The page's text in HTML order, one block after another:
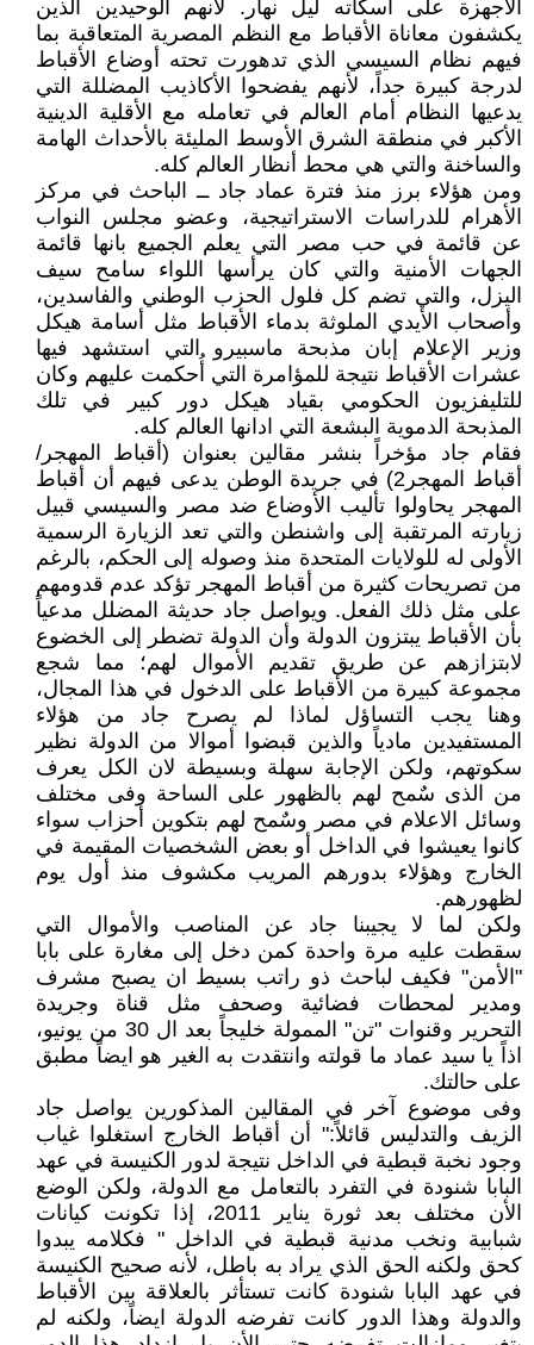
الأجهزة على اسكاته ليل نهار. لأنهم الوحيدين الذين
يكشفون معاناة الأقباط مع النظم المصرية المتعاقبة بما
فيهم نظام السيسي الذي تدهورت تحته أوضاع الأقباط
لدرجة كبيرة جداً، لأنهم يفضحوا الأكاذيب المضللة التي
يدعيها النظام أمام العالم في تعامله مع الأقلية الدينية
الأكبر في منطقة الشرق الأوسط المليئة بالأحداث الهامة
والساخنة والتي هي محط أنظار العالم كله.
ومن هؤلاء برز منذ فترة عماد جاد ــ الباحث في مركز
الأهرام للدراسات الاستراتيجية، وعضو مجلس النواب
عن قائمة في حب مصر التي يعلم الجميع بانها قائمة
الجهات الأمنية والتي كان يرأسها اللواء سامح سيف
اليزل، والتي تضم كل فلول الحزب الوطني والفاسدين،
وأصحاب الأيدي الملوثة بدماء الأقباط مثل أسامة هيكل
وزير الإعلام إبان مذبحة ماسبيرو التي استشهد فيها
عشرات الأقباط نتيجة للمؤامرة التي أُحكمت عليهم وكان
للتليفزيون الحكومي بقياد هيكل دور كبير في تلك
المذبحة الدموية البشعة التي ادانها العالم كله.
فقام جاد مؤخراً بنشر مقالين بعنوان (أقباط المهجر/
أقباط المهجر2) في جريدة الوطن يدعى فيهم أن أقباط
المهجر يحاولوا تأليب الأوضاع ضد مصر والسيسي قبيل
زيارته المرتقبة إلى واشنطن والتي تعد الزيارة الرسمية
الأولى له للولايات المتحدة منذ وصوله إلى الحكم، بالرغم
من تصريحات كثيرة من أقباط المهجر تؤكد عدم قدومهم
على مثل ذلك الفعل. ويواصل جاد حديثة المضلل مدعياً
بأن الأقباط يبتزون الدولة وأن الدولة تضطر إلى الخضوع
لابتزازهم عن طريق تقديم الأموال لهم؛ مما شجع
مجموعة كبيرة من الأقباط على الدخول في هذا المجال،
وهنا يجب التساؤل لماذا لم يصرح جاد من هؤلاء
المستفيدين مادياً والذين قبضوا أموالا من الدولة نظير
سكوتهم، ولكن الإجابة سهلة وبسيطة لان الكل يعرف
من الذى سٌمح لهم بالظهور على الساحة وفى مختلف
وسائل الاعلام في مصر وسٌمح لهم بتكوين أحزاب سواء
كانوا يعيشوا في الداخل أو بعض الشخصيات المقيمة في
الخارج وهؤلاء بدورهم المريب مكشوف منذ أول يوم
لظهورهم.
ولكن لما لا يجيبنا جاد عن المناصب والأموال التي
سقطت عليه مرة واحدة كمن دخل إلى مغارة على بابا
"الأمن" فكيف لباحث ذو راتب بسيط ان يصبح مشرف
ومدير لمحطات فضائية وصحف مثل قناة وجريدة
التحرير وقنوات "تن" الممولة خليجاً بعد ال 30 من يونيو،
اذاً يا سيد عماد ما قولته وانتقدت به الغير هو ايضاً مطبق
على حالتك.
وفى موضوع آخر في المقالين المذكورين يواصل جاد
الزيف والتدليس قائلاً:" أن أقباط الخارج استغلوا غياب
وجود نخبة قبطية في الداخل نتيجة لدور الكنيسة في عهد
البابا شنودة في التفرد بالتعامل مع الدولة، ولكن الوضع
الأن مختلف بعد ثورة يناير 2011، إذا تكونت كيانات
شبابية ونخب مدنية قبطية في الداخل " فكلامه يبدوا
كحق ولكنه الحق الذي يراد به باطل، لأنه صحيح الكنيسة
في عهد البابا شنودة كانت تستأثر بالعلاقة بين الأقباط
والدولة وهذا الدور كانت تفرضه الدولة ايضاً، ولكنه لم